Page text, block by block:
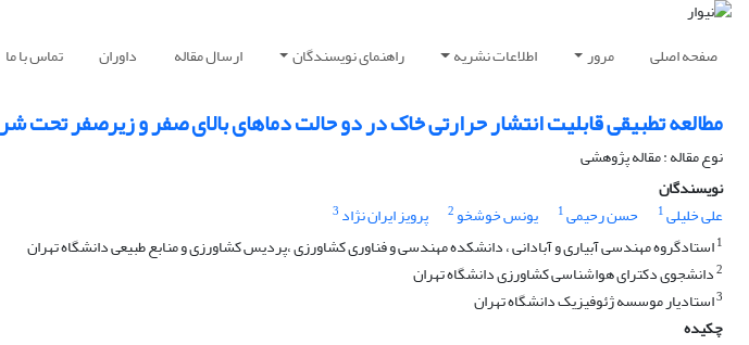
صفحه اصلی مرور اطلاعات نشریه راهنمای نویسندگان ارسال مقاله داوران تماس با ما
مطالعه تطبیقی قابلیت انتشار حرارتی خاک در دو حالت دماهای بالای صفر و زیرصفر تحت
نوع مقاله : مقاله پژوهشی
نویسندگان
علی خلیلی1 حسن رحیمی1 یونس خوشخو2 پرویز ایران نژاد 3
1استادگروه مهندسی آبیاری و آبادانی ، دانشکده مهندسی و فناوری کشاورزی ،پردیس کشاورزی و منابع طبیعی دانشگاه تهران
2دانشجوی دکترای هواشناسی کشاورزی دانشگاه تهران
3استادیار موسسه ژئوفیزیک دانشگاه تهران
چکیده